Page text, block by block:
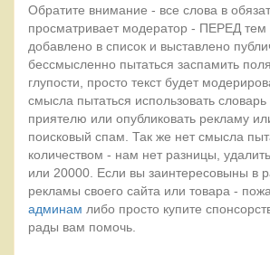
Обратите внимание - все слова в
просматривает модератор - ПЕРЕД тем
добавлено в список и выставлено
бессмысленно пытаться заспамить
глупости, просто текст будет
смысла пытаться использовать
приятелю или опубликовать рекламу
поисковый спам. Так же нет смысла
количеством - нам нет разницы,
или 20000. Если вы заинтересовыны в
рекламы своего сайта или товара -
админам либо просто купите
рады вам помочь.